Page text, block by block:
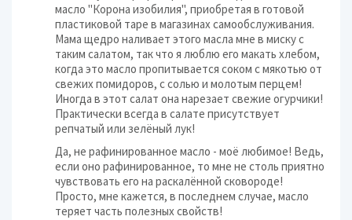
масло "Корона изобилия", приобретая в готовой
пластиковой таре в магазинах самообслуживания.
Мама щедро наливает этого масла мне в миску с
таким салатом, так что я люблю его макать хлебом,
когда это масло пропитывается соком с мякотью от
свежих помидоров, с солью и молотым перцем!
Иногда в этот салат она нарезает свежие огурчики!
Практически всегда в салате присутствует
репчатый или зелёный лук!
Да, не рафинированное масло - моё любимое! Ведь,
если оно рафинированное, то мне не столь приятно
чувствовать его на раскалённой сковороде!
Просто, мне кажется, в последнем случае, масло
теряет часть полезных свойств!